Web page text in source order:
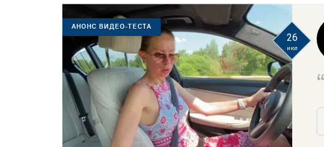
АНОНС ВИДЕО-ТЕСТА
26
июл